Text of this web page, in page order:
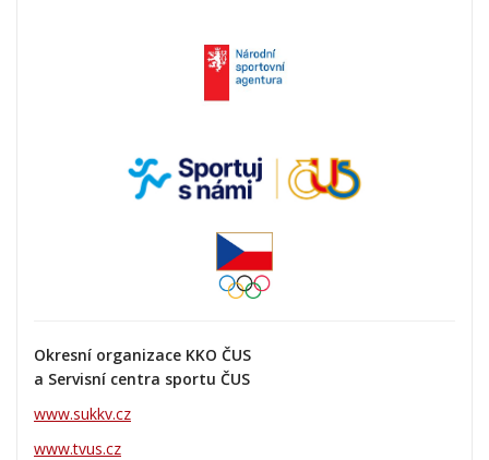
Okresní organizace KKO ČUS
a Servisní centra sportu ČUS
www.sukkv.cz
www.tvus.cz